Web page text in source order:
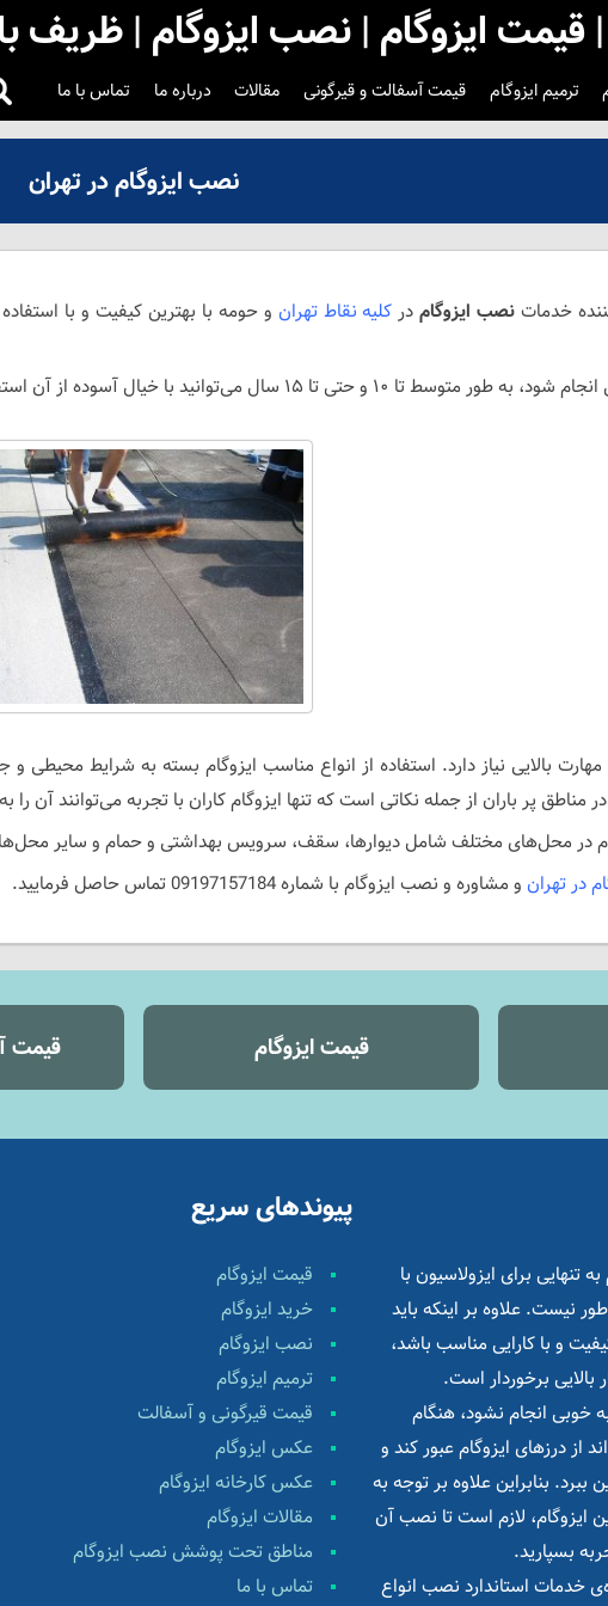
| قیمت ایزوگام | نصب ایزوگام | ظریف
ترمیم ایزوگام قیمت آسفالت و قیرگونی مقالات درباره ما تماس با ما
نصب ایزوگام در تهران
خدمات نصب ایزوگامدر کلیه نقاط تهران و حومه با بهترین کیفیت و با
حتی تا ۱۵ سال می‌توانید با خیال آسوده از آن استفاده نمایید.
مهارت بالایی نیاز دارد. استفاده از انواع مناسب ایزوگام بسته به شرایط
مناطق پر باران از جمله نکاتی است که تنها ایزوگام کاران با تجربه می‌توانند آن را
محل‌های مختلف شامل دیوارها، سقف، سرویس بهداشتی و حمام و سایر محل‌هایی
در تهران و مشاوره و نصب ایزوگام با شماره 09197157184 تماس حاصل فرمایید.
قیمت ایزوگام قیمت
تنهایی برای ایزولاسیون با
نیست. علاوه بر اینکه باید
و با کارایی مناسب باشد،
برخوردار است.
خوبی انجام نشود، هنگام
از درزهای ایزوگام عبور کند و
بنابراین علاوه بر توجه به
ایزوگام، لازم است تا نصب آن
بسپارید.
خدمات استاندارد نصب انواع
پیوندهای سریع
قیمت ایزوگام
خرید ایزوگام
نصب ایزوگام
ترمیم ایزوگام
قیمت قیرگونی و آسفالت
عکس ایزوگام
عکس کارخانه ایزوگام
مقالات ایزوگام
مناطق تحت پوشش نصب ایزوگام
تماس با ما